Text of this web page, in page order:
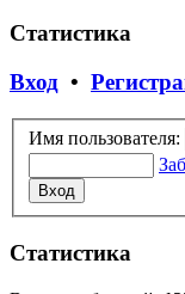
Статистика
Вход •
Имя пользователя:
Статистика